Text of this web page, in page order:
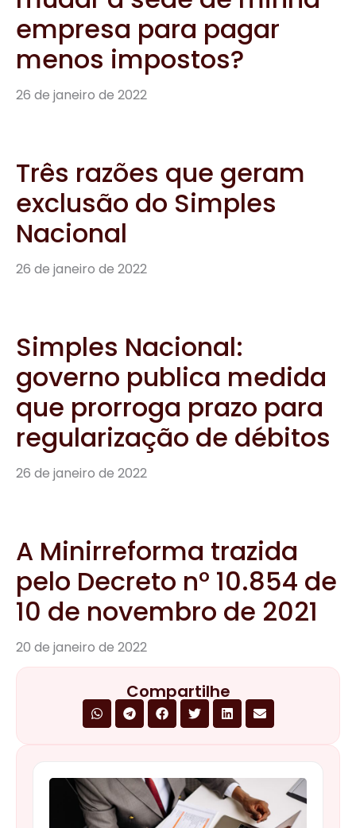
empresa para pagar
menos impostos?
26 de janeiro de 2022
Três razões que geram
exclusão do Simples
Nacional
26 de janeiro de 2022
Simples Nacional:
governo publica medida
que prorroga prazo para
regularização de débitos
26 de janeiro de 2022
A Minirreforma trazida
pelo Decreto nº 10.854 de
10 de novembro de 2021
20 de janeiro de 2022
Compartilhe